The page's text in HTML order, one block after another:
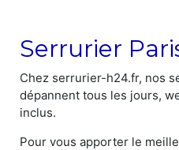
Serrurier
Chez serrurier-h24.fr, nos
dépannent tous les jours,
inclus.
Pour vous apporter le